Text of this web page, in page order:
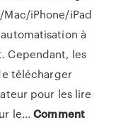
Mac/iPhone/iPad
à
Cependant, les
télécharger
pour les lire
le...Comment